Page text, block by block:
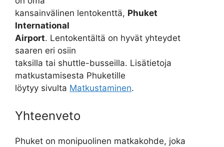
kansainvälinen lentokenttä, Phuket
International
Airport. Lentokentältä on hyvät yhteydet
saaren eri osiin
taksilla tai shuttle-busseilla. Lisätietoja
matkustamisesta Phuketille
löytyy sivulta Matkustaminen.
Yhteenveto
Phuket on monipuolinen matkakohde, joka